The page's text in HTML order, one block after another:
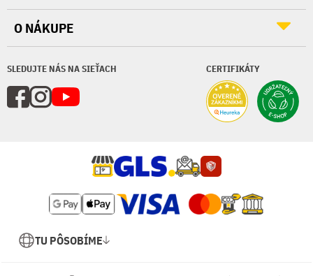
SLEDUJTE NÁS NA SIEŤACH CERTIFIKÁTY
O NÁKUPE
TU PÔSOBÍME